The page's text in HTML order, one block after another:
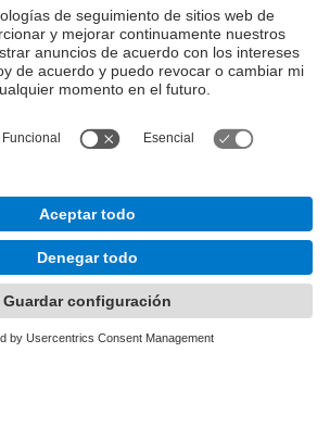
de privacidad
Condiciones de uso